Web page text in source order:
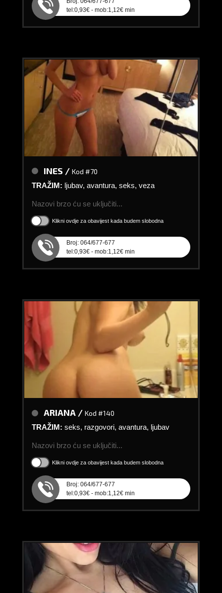
tel:0,93€ - mob:1,12€ min
INES / Kod #70
TRAŽIM: ljubav, avantura, seks, veza
Nazovi brzo ću se uključiti...
Klikni ovdje za obavijest kada budem slobodna
Broj: 064/677-677
tel:0,93€ - mob:1,12€ min
ARIANA / Kod #140
TRAŽIM: seks, razgovori, avantura, ljubav
Nazovi brzo ću se uključiti...
Klikni ovdje za obavijest kada budem slobodna
Broj: 064/677-677
tel:0,93€ - mob:1,12€ min